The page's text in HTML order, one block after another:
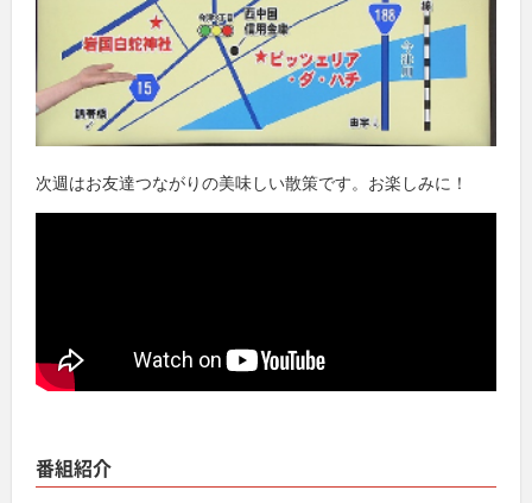
次週はお友達つながりの美味しい散策です。お楽しみに！
番組紹介